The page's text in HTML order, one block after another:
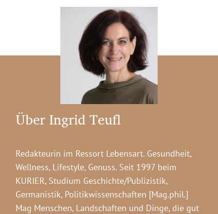
Über Ingrid Teufl
Redakteurin im Ressort Lebensart. Gesundheit,
Wellness, Lifestyle, Genuss. Seit 1997 beim
KURIER, Studium Geschichte/Publizistik,
Germanistik, Politikwissenschaften [Mag.phil.]
Mag Menschen, Landschaften und Dinge, die gut